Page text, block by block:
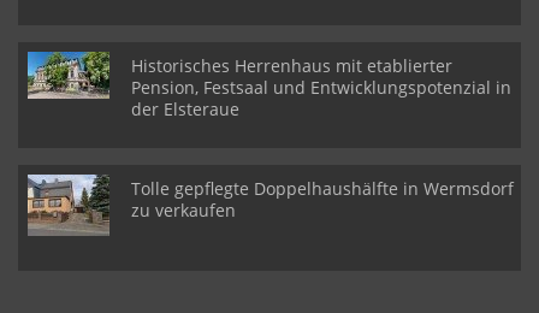
Historisches Herrenhaus mit etablierter
Pension, Festsaal und Entwicklungspotenzial in
der Elsteraue
Tolle gepflegte Doppelhaushälfte in Wermsdorf
zu verkaufen